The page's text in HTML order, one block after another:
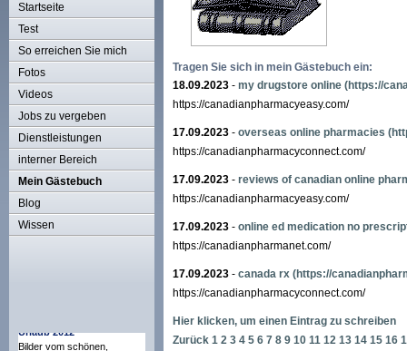
Startseite
Test
So erreichen Sie mich
Fotos
Videos
Jobs zu vergeben
Dienstleistungen
interner Bereich
Mein Gästebuch
Blog
Wissen
Tragen Sie sich in mein Gästebuch ein:
18.09.2023 - my drugstore online (https://
https://canadianpharmacyeasy.com/
17.09.2023 - overseas online pharmacies
https://canadianpharmacyconnect.com/
17.09.2023 - reviews of canadian online
https://canadianpharmacyeasy.com/
17.09.2023 - online ed medication no
https://canadianpharmanet.com/
17.09.2023 - canada rx (https://
https://canadianpharmacyconnect.com/
Hier klicken, um einen Eintrag zu schreiben
Zurück 1 2 3 4 5 6 7 8 9 10 11 12 13 14 15 16